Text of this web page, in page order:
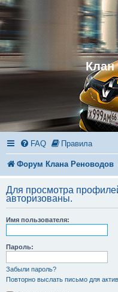
Клан
FAQ Правила
Форум Клана Реноводов
Для просмотра
авторизованы.
Имя пользователя:
Пароль:
Забыли пароль?
Повторно выслать письмо для